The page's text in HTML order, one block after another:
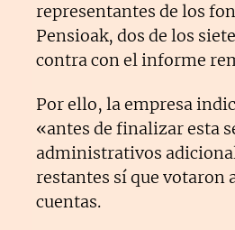
representantes de los
Pensioak, dos de los
contra con el informe
Por ello, la empresa
«antes de finalizar esta
administrativos
restantes sí que votaron
cuentas.